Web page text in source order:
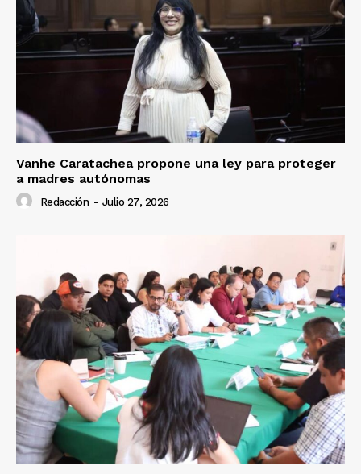
Vanhe Caratachea propone una ley para proteger
a madres autónomas
Redacción - Julio 27, 2026